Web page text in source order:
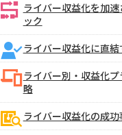
ライバー収益化を加
ック
ライバー収益化に直
ライバー別・収益化
略
ライバー収益化の成